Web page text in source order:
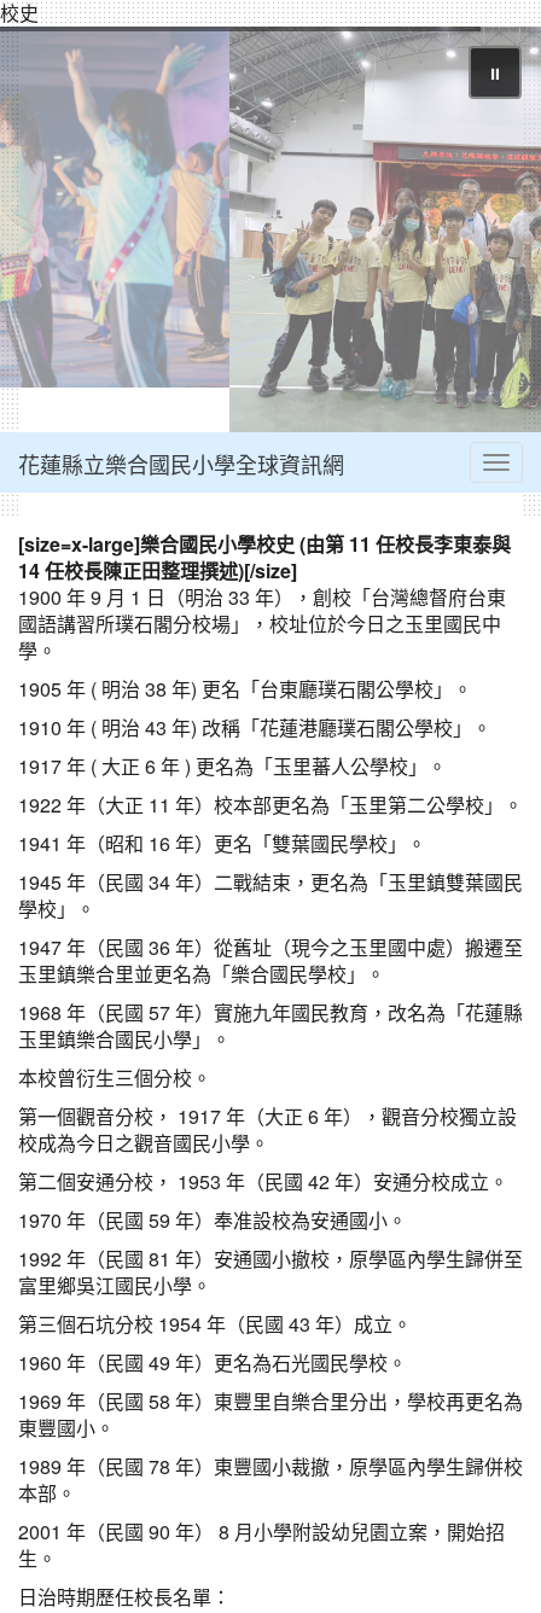
校史
⏸
花蓮縣立樂合國民小學全球資訊網
[size=x-large]樂合國民小學校史 (由第 11 任校長李東泰與
14 任校長陳正田整理撰述)[/size]
1900 年 9 月 1 日（明治 33 年），創校「台灣總督府台東
國語講習所璞石閣分校場」，校址位於今日之玉里國民中
學。
1905 年 ( 明治 38 年) 更名「台東廳璞石閣公學校」。
1910 年 ( 明治 43 年) 改稱「花蓮港廳璞石閣公學校」。
1917 年 ( 大正 6 年 ) 更名為「玉里蕃人公學校」。
1922 年（大正 11 年）校本部更名為「玉里第二公學校」。
1941 年（昭和 16 年）更名「雙葉國民學校」。
1945 年（民國 34 年）二戰結束，更名為「玉里鎮雙葉國民
學校」。
1947 年（民國 36 年）從舊址（現今之玉里國中處）搬遷至
玉里鎮樂合里並更名為「樂合國民學校」。
1968 年（民國 57 年）實施九年國民教育，改名為「花蓮縣
玉里鎮樂合國民小學」。
本校曾衍生三個分校。
第一個觀音分校， 1917 年（大正 6 年），觀音分校獨立設
校成為今日之觀音國民小學。
第二個安通分校， 1953 年（民國 42 年）安通分校成立。
1970 年（民國 59 年）奉准設校為安通國小。
1992 年（民國 81 年）安通國小撤校，原學區內學生歸併至
富里鄉吳江國民小學。
第三個石坑分校 1954 年（民國 43 年）成立。
1960 年（民國 49 年）更名為石光國民學校。
1969 年（民國 58 年）東豐里自樂合里分出，學校再更名為
東豐國小。
1989 年（民國 78 年）東豐國小裁撤，原學區內學生歸併校
本部。
2001 年（民國 90 年） 8 月小學附設幼兒園立案，開始招
生。
日治時期歷任校長名單：